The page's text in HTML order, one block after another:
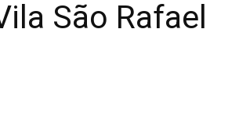
São Rafael